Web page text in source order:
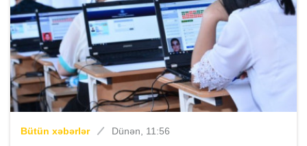
Bütün xəbərlər Dünən, 11:56